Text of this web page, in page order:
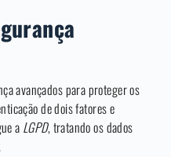
avançados para proteger os
de dois fatores e
a LGPD, tratando os dados